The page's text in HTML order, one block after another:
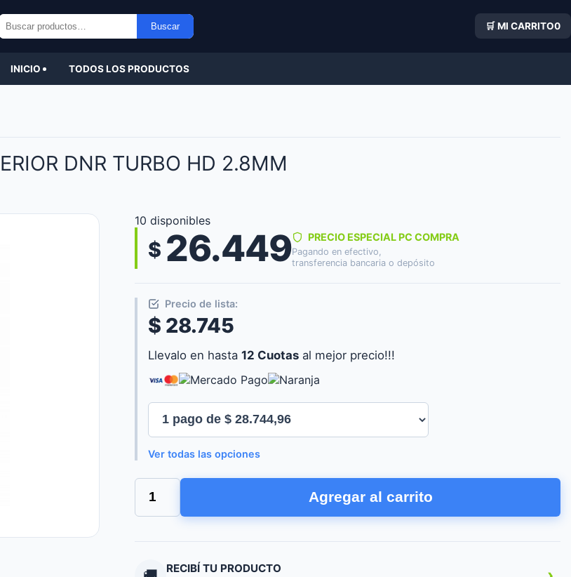
Buscar 🛒 MI CARRITO0
INICIO TODOS LOS PRODUCTOS
DNR TURBO HD 2.8MM
10 disponibles
$ 26.449 PRECIO ESPECIAL PC COMPRA
Pagando en efectivo,
transferencia bancaria o depósito
Precio de lista:
$ 28.745
Llevalo en hasta 12 Cuotas al mejor precio!!!
Ver todas las opciones
Minidomo
720P
Metalico
Turbo
Agregar al carrito
RECIBÍ TU PRODUCTO